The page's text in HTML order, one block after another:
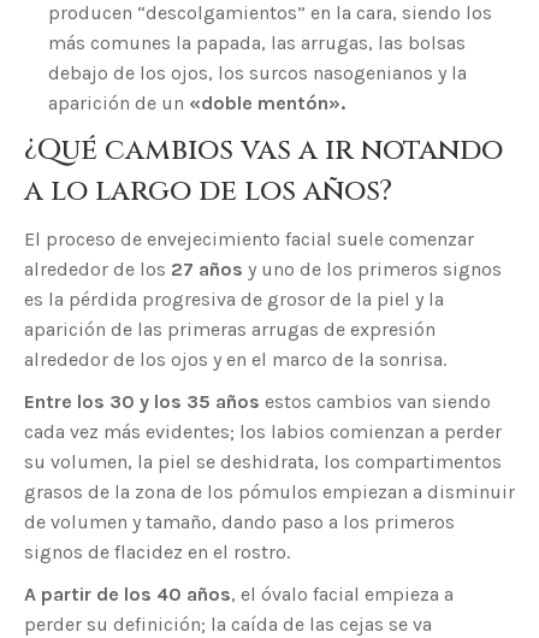
producen “descolgamientos” en la cara, siendo los
más comunes la papada, las arrugas, las bolsas
debajo de los ojos, los surcos nasogenianos y la
aparición de un «doble mentón».
¿Qué cambios vas a ir notando
a lo largo de los años?
El proceso de envejecimiento facial suele comenzar
alrededor de los 27 años y uno de los primeros signos
es la pérdida progresiva de grosor de la piel y la
aparición de las primeras arrugas de expresión
alrededor de los ojos y en el marco de la sonrisa.
Entre los 30 y los 35 años estos cambios van siendo
cada vez más evidentes; los labios comienzan a perder
su volumen, la piel se deshidrata, los compartimentos
grasos de la zona de los pómulos empiezan a disminuir
de volumen y tamaño, dando paso a los primeros
signos de flacidez en el rostro.
A partir de los 40 años, el óvalo facial empieza a
perder su definición; la caída de las cejas se va